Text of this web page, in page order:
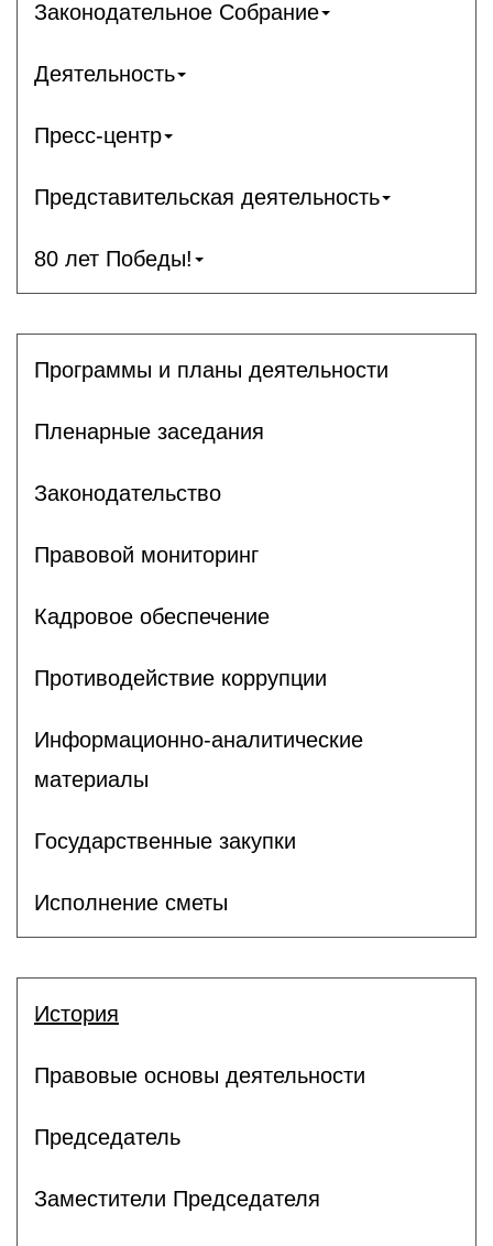
Законодательное Собрание
Деятельность
Пресс-центр
Представительская деятельность
80 лет Победы!
Программы и планы деятельности
Пленарные заседания
Законодательство
Правовой мониторинг
Кадровое обеспечение
Противодействие коррупции
Информационно-аналитические
материалы
Государственные закупки
Исполнение сметы
История
Правовые основы деятельности
Председатель
Заместители Председателя